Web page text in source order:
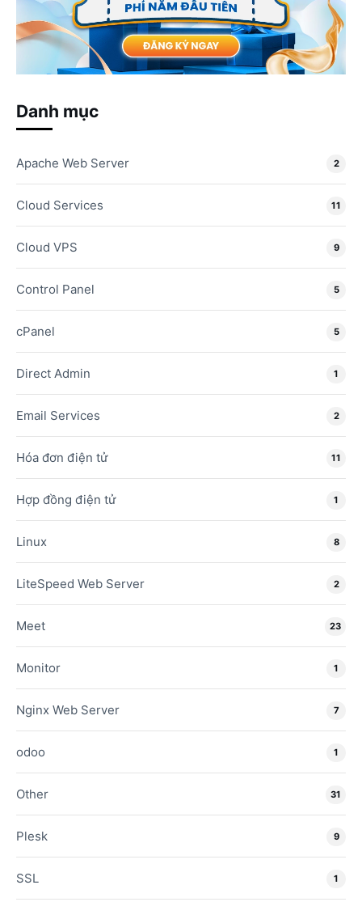
Danh mục
Apache Web Server 2
Cloud Services 11
Cloud VPS 9
Control Panel 5
cPanel 5
Direct Admin 1
Email Services 2
Hóa đơn điện tử 11
Hợp đồng điện tử 1
Linux 8
LiteSpeed Web Server 2
Meet 23
Monitor 1
Nginx Web Server 7
odoo 1
Other 31
Plesk 9
SSL 1